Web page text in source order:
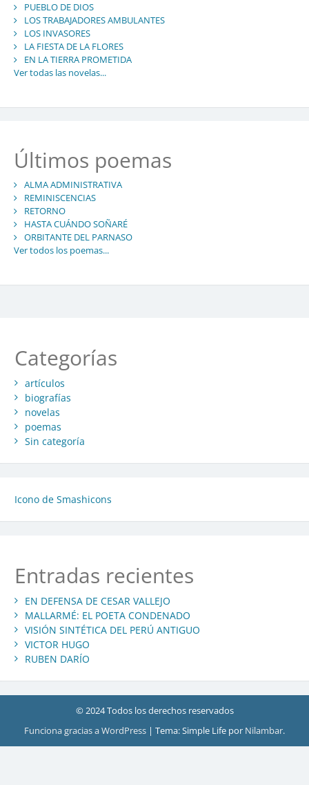
PUEBLO DE DIOS
LOS TRABAJADORES AMBULANTES
LOS INVASORES
LA FIESTA DE LA FLORES
EN LA TIERRA PROMETIDA
Ver todas las novelas...
Últimos poemas
ALMA ADMINISTRATIVA
REMINISCENCIAS
RETORNO
HASTA CUÁNDO SOÑARÉ
ORBITANTE DEL PARNASO
Ver todos los poemas...
Categorías
artículos
biografías
novelas
poemas
Sin categoría
Icono de Smashicons
Entradas recientes
EN DEFENSA DE CESAR VALLEJO
MALLARMÉ: EL POETA CONDENADO
VISIÓN SINTÉTICA DEL PERÚ ANTIGUO
VICTOR HUGO
RUBEN DARÍO
© 2024 Todos los derechos reservados
Funciona gracias a WordPress | Tema: Simple Life por Nilambar.